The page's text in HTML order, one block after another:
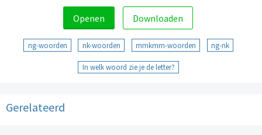
Openen Downloaden
ng-woorden nk-woorden mmkmm-woorden ng-nk
In welk woord zie je de letter?
Gerelateerd